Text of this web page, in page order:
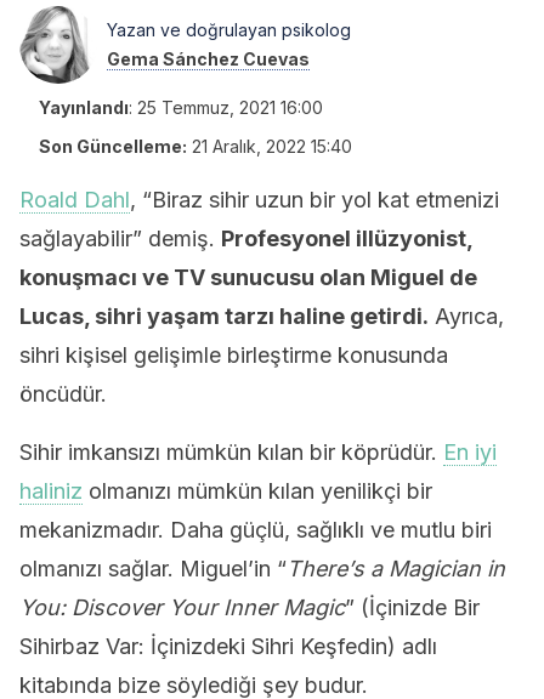
Yazan ve doğrulayan psikolog
Gema Sánchez Cuevas
Yayınlandı: 25 Temmuz, 2021 16:00
Son Güncelleme: 21 Aralık, 2022 15:40
Roald Dahl, “Biraz sihir uzun bir yol kat etmenizi
sağlayabilir” demiş. Profesyonel illüzyonist,
konuşmacı ve TV sunucusu olan Miguel de
Lucas, sihri yaşam tarzı haline getirdi. Ayrıca,
sihri kişisel gelişimle birleştirme konusunda
öncüdür.
Sihir imkansızı mümkün kılan bir köprüdür. En iyi
haliniz olmanızı mümkün kılan yenilikçi bir
mekanizmadır. Daha güçlü, sağlıklı ve mutlu biri
olmanızı sağlar. Miguel’in “There’s a Magician in
You: Discover Your Inner Magic” (İçinizde Bir
Sihirbaz Var: İçinizdeki Sihri Keşfedin) adlı
kitabında bize söylediği şey budur.